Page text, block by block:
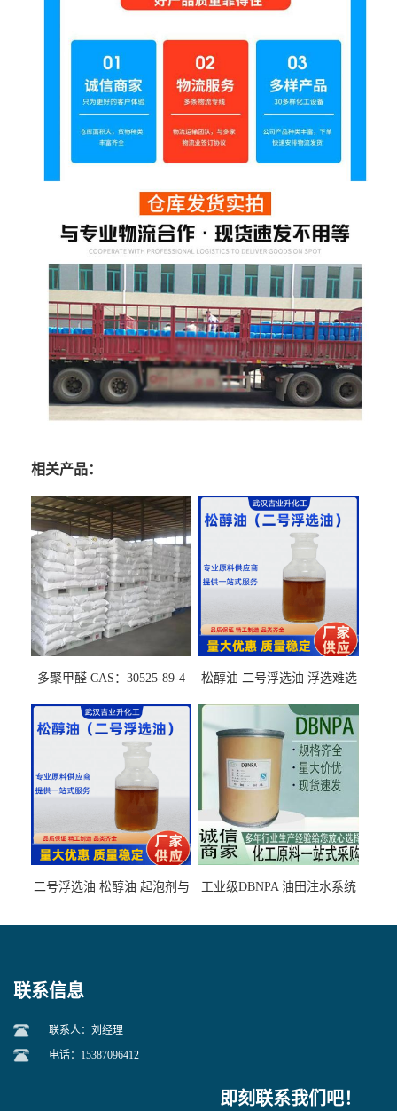
相关产品：
多聚甲醛 CAS：30525-89-4
松醇油 二号浮选油 浮选难选
二号浮选油 松醇油 起泡剂与
工业级DBNPA 油田注水系统
联系信息
联系人：刘经理
电话：15387096412
即刻联系我们吧！